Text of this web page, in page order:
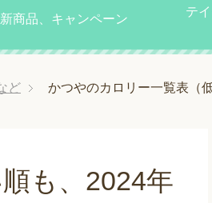
新商品、キャンペーン
テ
ど かつやのカロリー一覧表（
も、2024年